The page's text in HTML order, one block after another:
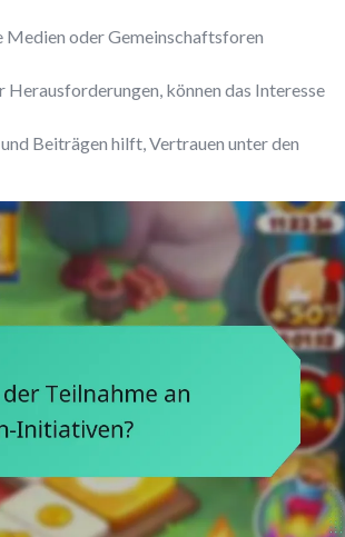
Medien oder Gemeinschaftsforen
können das Interesse
Beiträgen hilft, Vertrauen unter den